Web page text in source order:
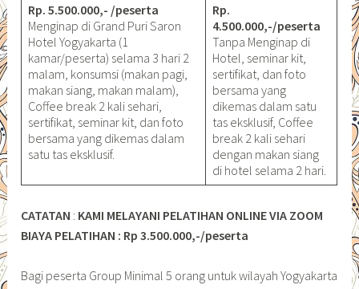
Rp. 5.500.000,- /peserta
Menginap di Grand Puri Saron
Hotel Yogyakarta (1
kamar/peserta) selama 3 hari 2
malam, konsumsi (makan pagi,
makan siang, makan malam),
Coffee break 2 kali sehari,
sertifikat, seminar kit, dan foto
bersama yang dikemas dalam
satu tas eksklusif.
Rp.
4.500.000,-/peserta
Tanpa Menginap di
Hotel, seminar kit,
sertifikat, dan foto
bersama yang
dikemas dalam satu
tas eksklusif, Coffee
break 2 kali sehari
dengan makan siang
di hotel selama 2 hari.
CATATAN : KAMI MELAYANI PELATIHAN ONLINE VIA ZOOM
BIAYA PELATIHAN : Rp 3.500.000,-/peserta
Bagi peserta Group Minimal 5 orang untuk wilayah Yogyakarta